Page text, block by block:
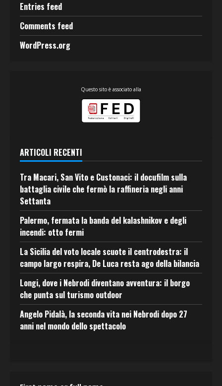
Entries feed
Comments feed
WordPress.org
Questo sito è associato alla
ARTICOLI RECENTI
Tra Macari, San Vito e Custonaci: il docufilm sulla
battaglia civile che fermò la raffineria negli anni
Settanta
Palermo, fermata la banda del kalashnikov e degli
incendi: otto fermi
La Sicilia del voto locale scuote il centrodestra: il
campo largo respira, De Luca resta ago della bilancia
Longi, dove i Nebrodi diventano avventura: il borgo
che punta sul turismo outdoor
Angelo Pidalà, la seconda vita nei Nebrodi dopo 27
anni nel mondo dello spettacolo